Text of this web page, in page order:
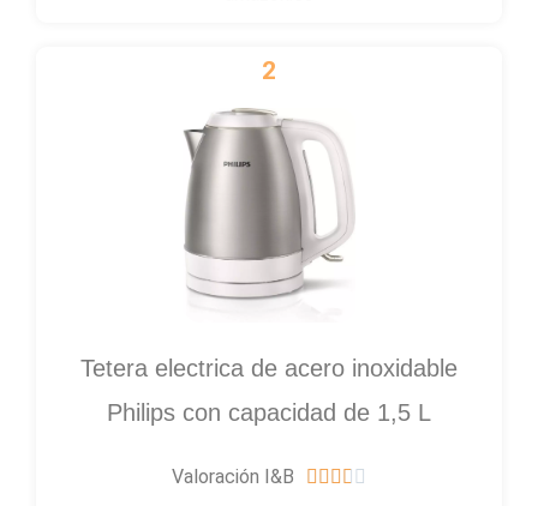
2
Tetera electrica de acero inoxidable
Philips con capacidad de 1,5 L
Valoración I&B     